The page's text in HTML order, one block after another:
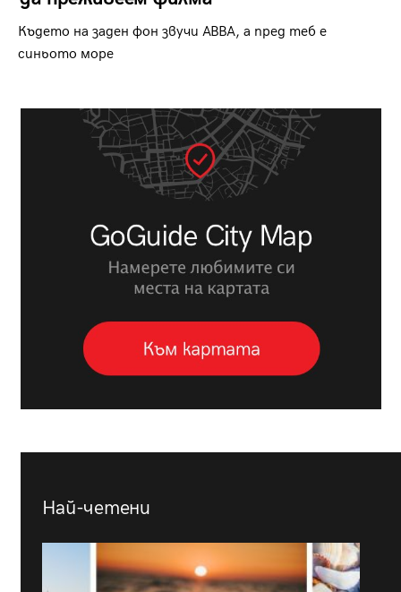
Където на заден фон звучи ABBA, а пред теб е
синьото море
Най-четени